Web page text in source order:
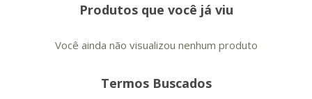
Produtos que você já viu
Você ainda não visualizou nenhum produto
Termos Buscados